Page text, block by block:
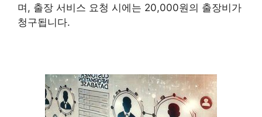
며, 출장 서비스 요청 시에는 20,000원의 출장비가
청구됩니다.